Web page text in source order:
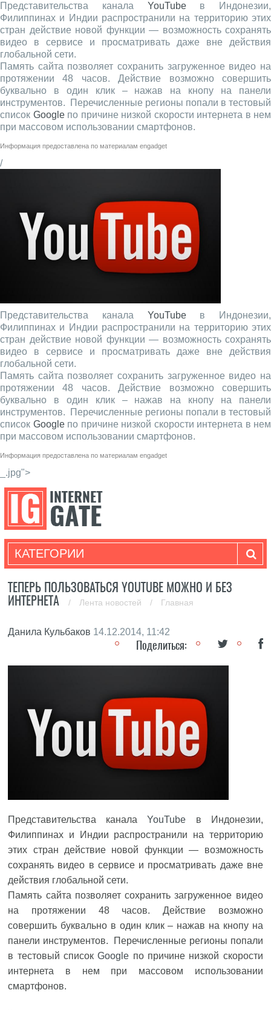
Представительства канала YouTubeв Индонезии,
Филиппинах и Индии распространили на территорию этих
стран действие новой функции — возможность сохранять
видео в сервисе и просматривать даже вне действия
глобальной сети.
Память сайта позволяет сохранить загруженное видео на
протяжении 48 часов. Действие возможно совершить
буквально в один клик – нажав на кнопу на панели
инструментов. Перечисленные регионы попали в тестовый
список Googleпо причине низкой скорости интернета в нем
при массовом использовании смартфонов.
Информация предоставлена по материалам engadget
/
Представительства канала YouTubeв Индонезии,
Филиппинах и Индии распространили на территорию этих
стран действие новой функции — возможность сохранять
видео в сервисе и просматривать даже вне действия
глобальной сети.
Память сайта позволяет сохранить загруженное видео на
протяжении 48 часов. Действие возможно совершить
буквально в один клик – нажав на кнопу на панели
инструментов. Перечисленные регионы попали в тестовый
список Googleпо причине низкой скорости интернета в нем
при массовом использовании смартфонов.
Информация предоставлена по материалам engadget
_.jpg">
КАТЕГОРИИ
ТЕПЕРЬ ПОЛЬЗОВАТЬСЯ YOUTUBE МОЖНО И БЕЗ
ИНТЕРНЕТА
/ Лента новостей / Главная
Данила Кульбаков 14.12.2014, 11:42
Поделиться:
Представительства каналаYouTube в Индонезии,
Филиппинах и Индии распространили на территорию
этих стран действие новой функции — возможность
сохранять видео в сервисе и просматривать даже вне
действия глобальной сети.
Память сайта позволяет сохранить загруженное видео
на протяжении 48 часов. Действие возможно
совершить буквально в один клик – нажав на кнопу на
панели инструментов. Перечисленные регионы попали
в тестовый списокGoogle по причине низкой скорости
интернета в нем при массовом использовании
смартфонов.